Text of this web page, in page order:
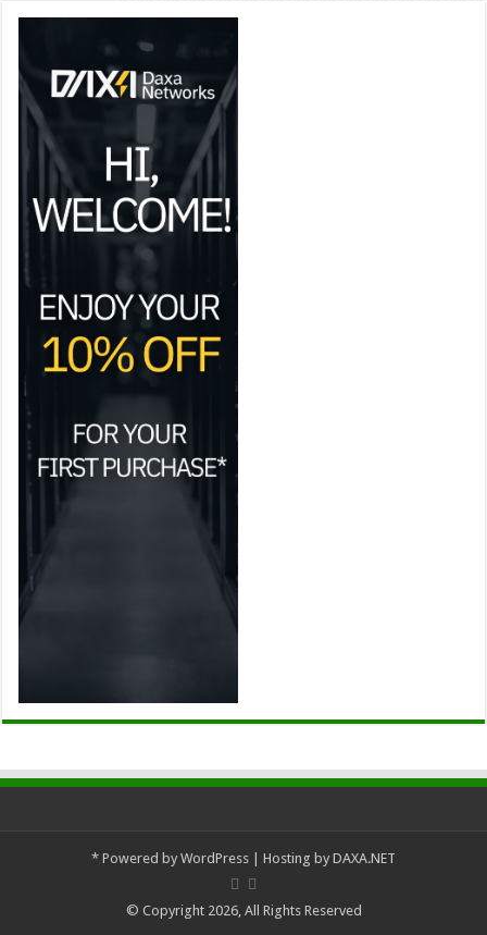
* Powered by WordPress | Hosting by DAXA.NET
© Copyright 2026, All Rights Reserved